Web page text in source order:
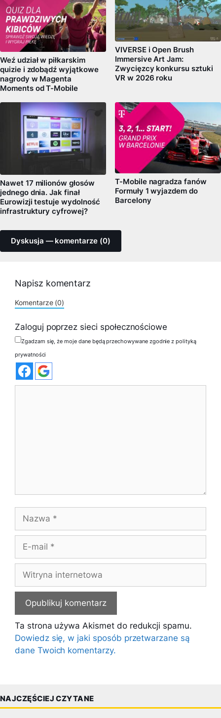
Weź udział w piłkarskim
quizie i zdobądź wyjątkowe
nagrody w Magenta
Moments od T-Mobile
VIVERSE i Open Brush
Immersive Art Jam:
Zwycięzcy konkursu sztuki
VR w 2026 roku
Nawet 17 milionów głosów
jednego dnia. Jak finał
Eurowizji testuje wydolność
infrastruktury cyfrowej?
T-Mobile nagradza fanów
Formuły 1 wyjazdem do
Barcelony
Dyskusja — komentarze (0)
Napisz komentarz
Komentarze (0)
Zaloguj poprzez sieci społecznościowe
Zgadzam się, że moje dane będą przechowywane zgodnie z polityką
prywatności
Nazwa
Witryna
internetowa
Ta strona używa Akismet do redukcji spamu.
Dowiedz się, w jaki sposób przetwarzane są
dane Twoich komentarzy.
NAJCZĘŚCIEJ CZYTANE